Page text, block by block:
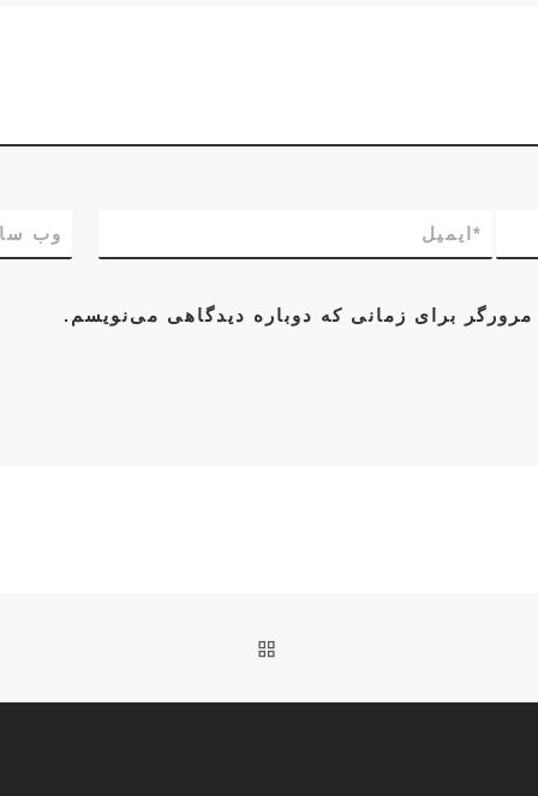
ایمیل * وب‌
برای زمانی که دوباره دیدگاهی می‌نویسم.
بازگشت به صفحه اصلی